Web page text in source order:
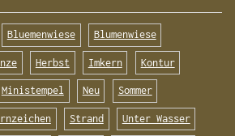
Bluemenwiese Blumenwiese
Herbst Imkern Kontur
Ministempel Neu Sommer
Strand Unter Wasser